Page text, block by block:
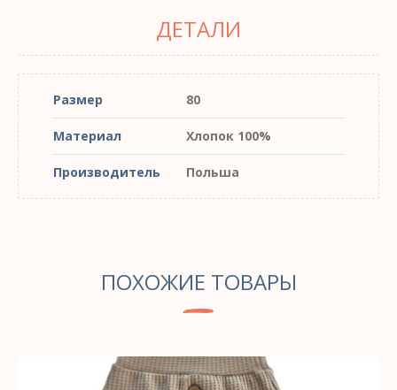
ДЕТАЛИ
Размер 80
Материал Хлопок 100%
Производитель Польша
ПОХОЖИЕ ТОВАРЫ